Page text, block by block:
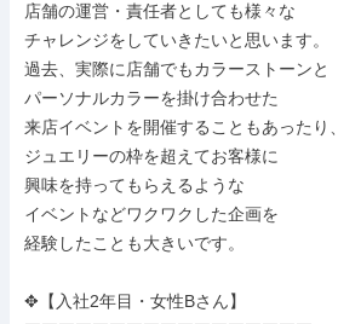
店舗の運営・責任者としても様々な
チャレンジをしていきたいと思います。
過去、実際に店舗でもカラーストーンと
パーソナルカラーを掛け合わせた
来店イベントを開催することもあったり、
ジュエリーの枠を超えてお客様に
興味を持ってもらえるような
イベントなどワクワクした企画を
経験したことも大きいです。
✥【入社2年目・女性Bさん】